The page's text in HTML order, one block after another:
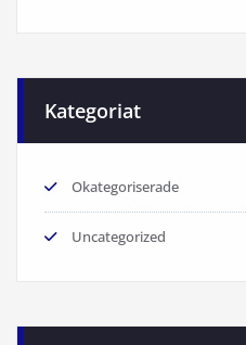
Kategoriat
Okategoriserade
Uncategorized